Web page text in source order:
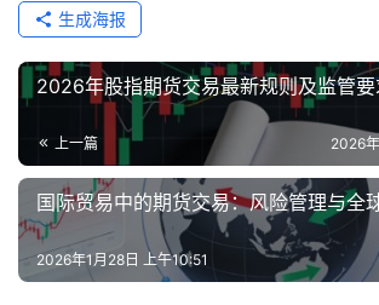
生成海报
2026年股指期货交易最新规则及监管
上一篇 2026
国际贸易中的期货交易：风险管理与全
2026年1月28日 上午10:51